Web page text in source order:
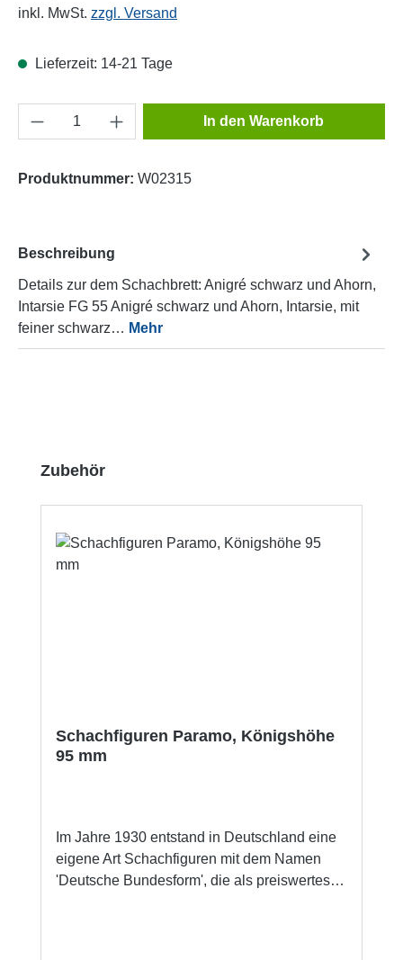
inkl. MwSt. zzgl. Versand
Lieferzeit: 14-21 Tage
Produkt Anzahl: Gib den gewünschten
In den Warenkorb
Produktnummer: W02315
Beschreibung
Details zur dem Schachbrett: Anigré schwarz und Ahorn,
Intarsie FG 55 Anigré schwarz und Ahorn, Intarsie, mit
feiner schwarz… Mehr
Produktgalerie überspringen
Zubehör
Schachfiguren Paramo, Königshöhe
95 mm
Im Jahre 1930 entstand in Deutschland eine
eigene Art Schachfiguren mit dem Namen
'Deutsche Bundesform', die als preiswertes